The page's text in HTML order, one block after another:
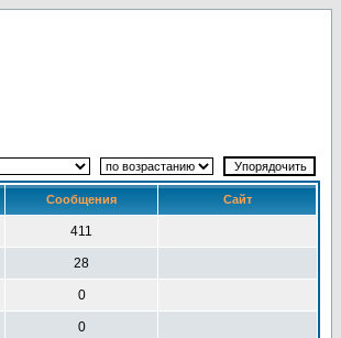
Сообщения Сайт
411
28
0
0